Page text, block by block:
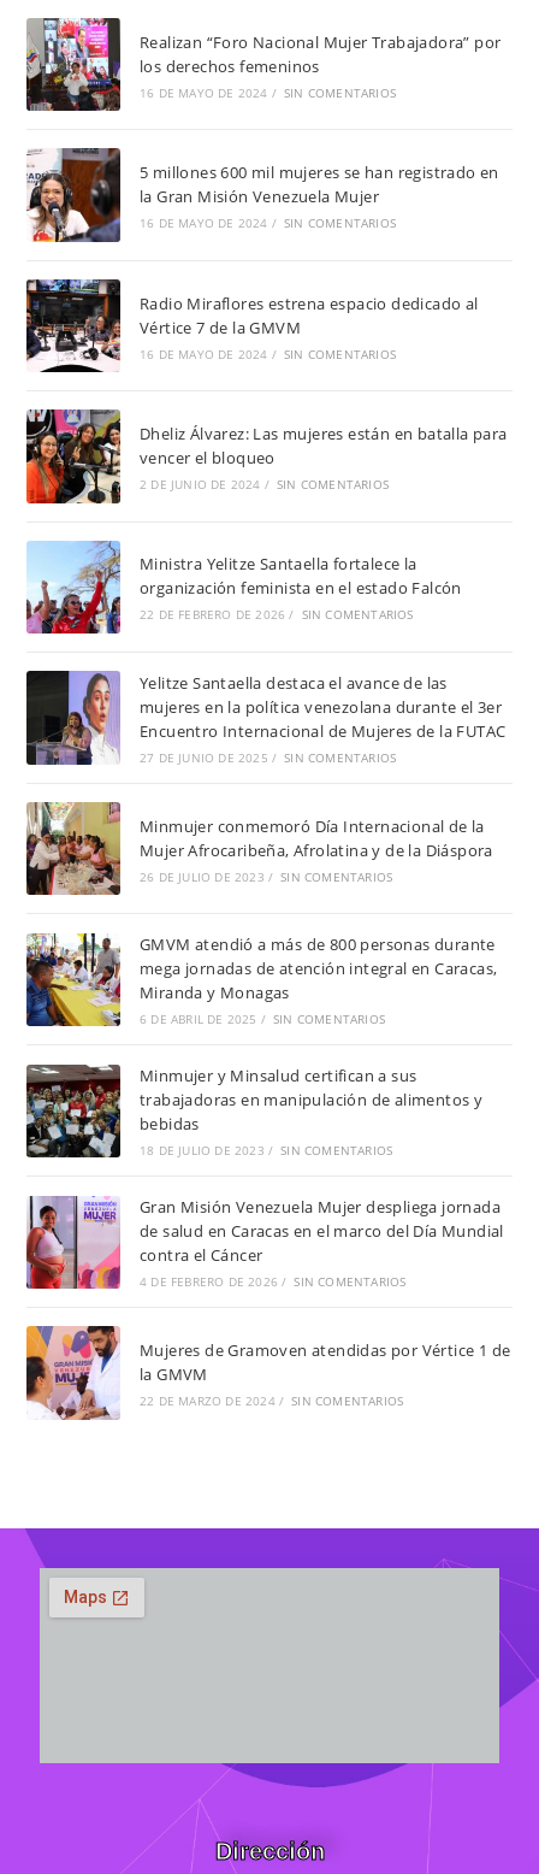
Realizan “Foro Nacional Mujer Trabajadora” por
los derechos femeninos
16 DE MAYO DE 2024 / SIN COMENTARIOS
5 millones 600 mil mujeres se han registrado en
la Gran Misión Venezuela Mujer
16 DE MAYO DE 2024 / SIN COMENTARIOS
Radio Miraflores estrena espacio dedicado al
Vértice 7 de la GMVM
16 DE MAYO DE 2024 / SIN COMENTARIOS
Dheliz Álvarez: Las mujeres están en batalla para
vencer el bloqueo
2 DE JUNIO DE 2024 / SIN COMENTARIOS
Ministra Yelitze Santaella fortalece la
organización feminista en el estado Falcón
22 DE FEBRERO DE 2026 / SIN COMENTARIOS
Yelitze Santaella destaca el avance de las
mujeres en la política venezolana durante el 3er
Encuentro Internacional de Mujeres de la FUTAC
27 DE JUNIO DE 2025 / SIN COMENTARIOS
Minmujer conmemoró Día Internacional de la
Mujer Afrocaribeña, Afrolatina y de la Diáspora
26 DE JULIO DE 2023 / SIN COMENTARIOS
GMVM atendió a más de 800 personas durante
mega jornadas de atención integral en Caracas,
Miranda y Monagas
6 DE ABRIL DE 2025 / SIN COMENTARIOS
Minmujer y Minsalud certifican a sus
trabajadoras en manipulación de alimentos y
bebidas
18 DE JULIO DE 2023 / SIN COMENTARIOS
Gran Misión Venezuela Mujer despliega jornada
de salud en Caracas en el marco del Día Mundial
contra el Cáncer
4 DE FEBRERO DE 2026 / SIN COMENTARIOS
Mujeres de Gramoven atendidas por Vértice 1 de
la GMVM
22 DE MARZO DE 2024 / SIN COMENTARIOS
Dirección